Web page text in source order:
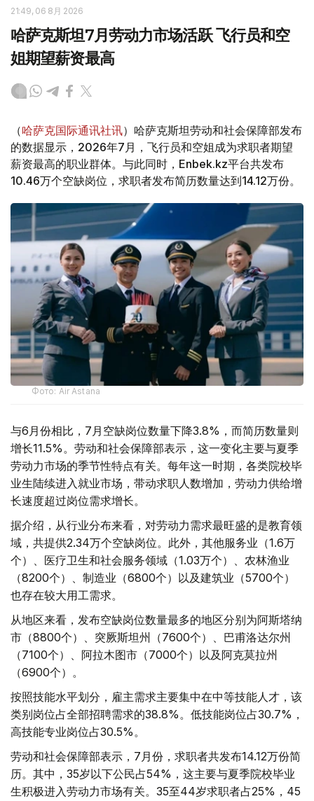
21:49, 06 8月 2026
哈萨克斯坦7月劳动力市场活跃 飞行员和空
姐期望薪资最高
（哈萨克国际通讯社讯）哈萨克斯坦劳动和社会保障部发布
的数据显示，2026年7月，飞行员和空姐成为求职者期望
薪资最高的职业群体。与此同时，Enbek.kz平台共发布
10.46万个空缺岗位，求职者发布简历数量达到14.12万份。
Фото: Air Astana
与6月份相比，7月空缺岗位数量下降3.8%，而简历数量则
增长11.5%。劳动和社会保障部表示，这一变化主要与夏季
劳动力市场的季节性特点有关。每年这一时期，各类院校毕
业生陆续进入就业市场，带动求职人数增加，劳动力供给增
长速度超过岗位需求增长。
据介绍，从行业分布来看，对劳动力需求最旺盛的是教育领
域，共提供2.34万个空缺岗位。此外，其他服务业（1.6万
个）、医疗卫生和社会服务领域（1.03万个）、农林渔业
（8200个）、制造业（6800个）以及建筑业（5700个）
也存在较大用工需求。
从地区来看，发布空缺岗位数量最多的地区分别为阿斯塔纳
市（8800个）、突厥斯坦州（7600个）、巴甫洛达尔州
（7100个）、阿拉木图市（7000个）以及阿克莫拉州
（6900个）。
按照技能水平划分，雇主需求主要集中在中等技能人才，该
类别岗位占全部招聘需求的38.8%。低技能岗位占30.7%，
高技能专业岗位占30.5%。
劳动和社会保障部表示，7月份，求职者共发布14.12万份简
历。其中，35岁以下公民占54%，这主要与夏季院校毕业
生积极进入劳动力市场有关。35至44岁求职者占25%，45